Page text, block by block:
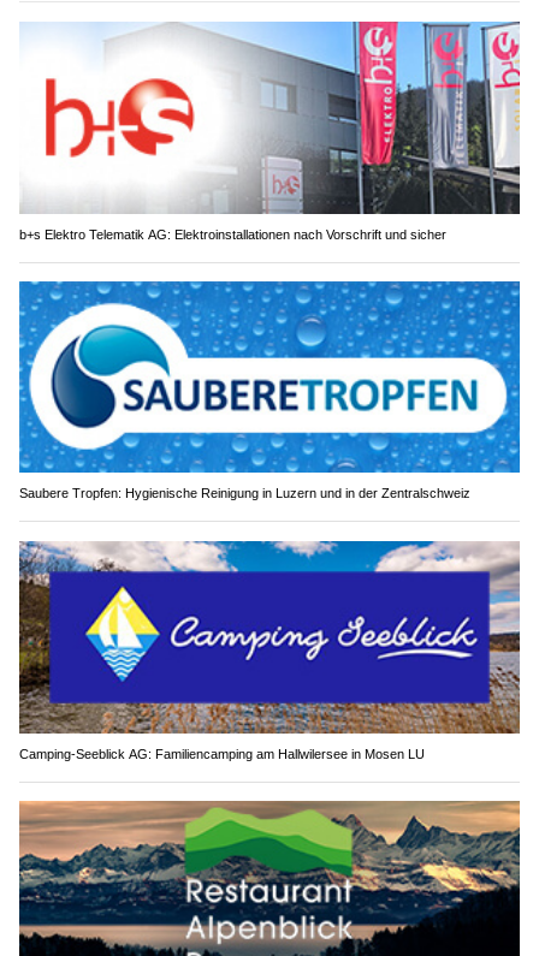
b+s Elektro Telematik AG: Elektroinstallationen nach Vorschrift und sicher
Saubere Tropfen: Hygienische Reinigung in Luzern und in der Zentralschweiz
Camping-Seeblick AG: Familiencamping am Hallwilersee in Mosen LU